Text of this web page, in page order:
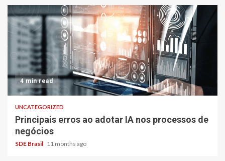
4 min read
UNCATEGORIZED
Principais erros ao adotar IA nos processos de
negócios
SDE Brasil 11 months ago